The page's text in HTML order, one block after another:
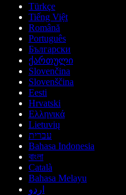
Türkçe
Tiếng Việt
Română
Português
Български
ქართული
Slovenčina
Slovenščina
Eesti
Hrvatski
Ελληνικά
Lietuvių
עברית
Bahasa Indonesia
বাংলা
Català
Bahasa Melayu
اردو